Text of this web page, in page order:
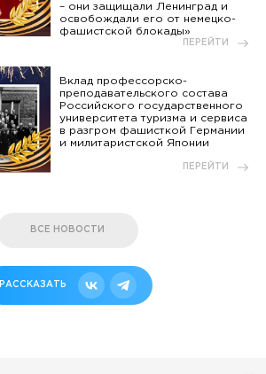
– они защищали Ленинград и
освобождали его от немецко-
фашистской блокады»
ПЕРЕЙТИ
Вклад профессорско-
преподавательского состава
Российского государственного
университета туризма и сервиса
в разгром фашисткой Германии
и милитаристской Японии
ПЕРЕЙТИ
ВСЕ НОВОСТИ
РАССКАЗАТЬ